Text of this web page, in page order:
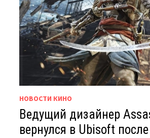
НОВОСТИ КИНО
Ведущий дизайнер
вернулся в Ubisoft